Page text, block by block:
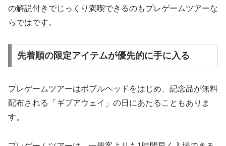
の解説付きでじっくり満喫できるのもプレゲームツアーな
らではです。
先着順の限定アイテムが優先的に手に入る
プレゲームツアーはボブルヘッドをはじめ、記念品が無料
配布される「ギブアウェイ」の日にあたることもありま
す。